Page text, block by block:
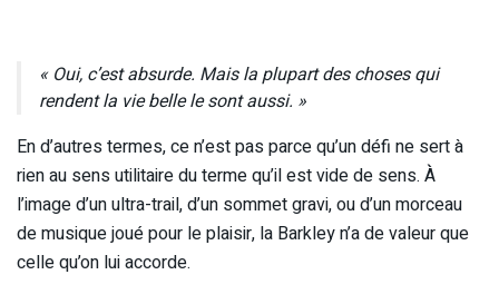
« Oui, c’est absurde. Mais la plupart des choses qui
rendent la vie belle le sont aussi. »
En d’autres termes, ce n’est pas parce qu’un défi ne sert à
rien au sens utilitaire du terme qu’il est vide de sens. À
l’image d’un ultra-trail, d’un sommet gravi, ou d’un morceau
de musique joué pour le plaisir, la Barkley n’a de valeur que
celle qu’on lui accorde.